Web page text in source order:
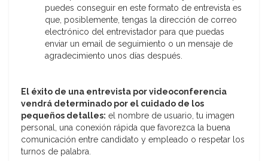
puedes conseguir en este formato de entrevista es
que, posiblemente, tengas la dirección de correo
electrónico del entrevistador para que puedas
enviar un email de seguimiento o un mensaje de
agradecimiento unos días después.
El éxito de una entrevista por videoconferencia
vendrá determinado por el cuidado de los
pequeños detalles: el nombre de usuario, tu imagen
personal, una conexión rápida que favorezca la buena
comunicación entre candidato y empleado o respetar los
turnos de palabra.